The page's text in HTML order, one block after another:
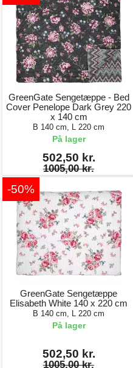
GreenGate Sengetæppe - Bed
Cover Penelope Dark Grey 220
x 140 cm
B 140 cm, L 220 cm
På lager
502,50 kr.
1005,00 kr.
-50%
GreenGate Sengetæppe
Elisabeth White 140 x 220 cm
B 140 cm, L 220 cm
På lager
502,50 kr.
1005,00 kr.